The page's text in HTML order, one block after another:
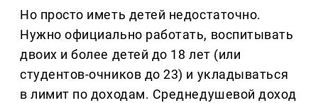
Но просто иметь детей недостаточно.
Нужно официально работать, воспитывать
двоих и более детей до 18 лет (или
студентов-очников до 23) и укладываться
в лимит по доходам. Среднедушевой доход